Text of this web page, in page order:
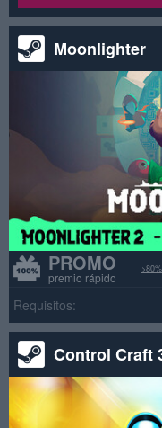
Moonlighter
PROMO
premio rápido
Requisitos:
Control Craft